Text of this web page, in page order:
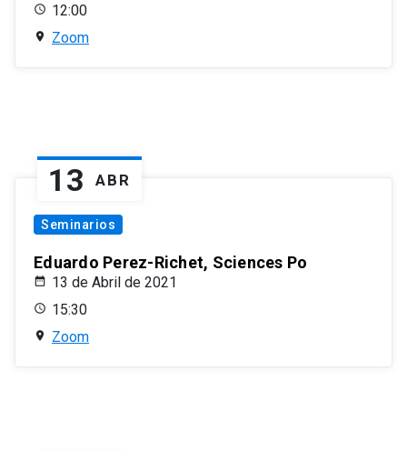
12:00
Zoom
13 ABR
Seminarios
Eduardo Perez-Richet, Sciences Po
13 de Abril de 2021
15:30
Zoom